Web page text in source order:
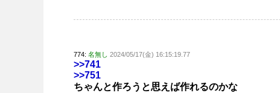
774: 名無し 2024/05/17(金) 16:15:19.77
>>741
>>751
ちゃんと作ろうと思えば作れるのかな